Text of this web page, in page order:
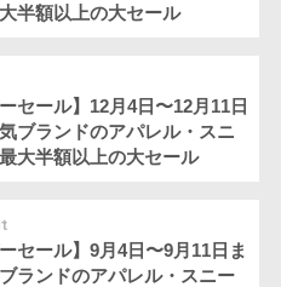
半額以上の大セール
セール】12月4日〜12月11日
ブランドのアパレル・スニ
大半額以上の大セール
セール】9月4日〜9月11日ま
ランドのアパレル・スニー